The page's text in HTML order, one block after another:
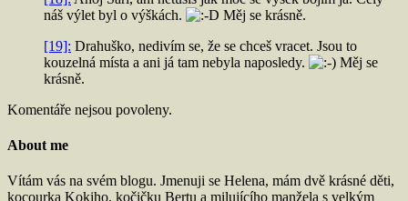
náš výlet byl o výškách.
Měj se krásně.
[19]: Drahuško, nedivím se, že se chceš vracet. Jsou to
kouzelná místa a ani já tam nebyla naposledy.
Měj se
krásně.
Komentáře nejsou povoleny.
About me
Vítám vás na svém blogu. Jmenuji se Helena, mám dvě krásné děti,
kocourka Kokiho, kočičku Bertu a milujícího manžela s velkým